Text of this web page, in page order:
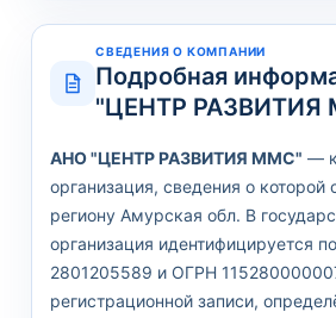
СВЕДЕНИЯ О КОМПАНИИ
Подробная
"ЦЕНТР РАЗВИТИЯ
АНО "ЦЕНТР РАЗВИТИЯ ММС" —
организация, сведения о которой
региону Амурская обл. В
организация идентифицируется
2801205589 и ОГРН
регистрационной записи,